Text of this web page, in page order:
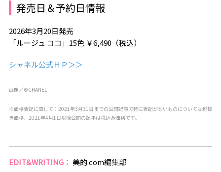
発売日＆予約日情報
2026年3月20日発売
「ルージュ ココ」15色 ￥6,490（税込）
シャネル公式ＨＰ＞＞
画像／©CHANEL
※価格表記に関して：2021年3月31日までの公開記事で特に表記がないものについては税抜
き価格、2021年4月1日以降公開の記事は税込み価格です。
EDIT&WRITING： 美的.com編集部